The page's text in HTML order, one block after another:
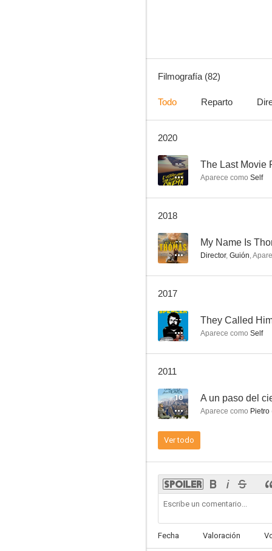
7.7
Filmografía (82)
Todo Reparto
2020
-- The Last Movie
Aparece como Self
2018
-- My Name Is
Director, Guión,
2017
-- They Called
Aparece como Self
2011
10 A un paso del
Aparece como Pietro
Ver todo
Fecha Valoración